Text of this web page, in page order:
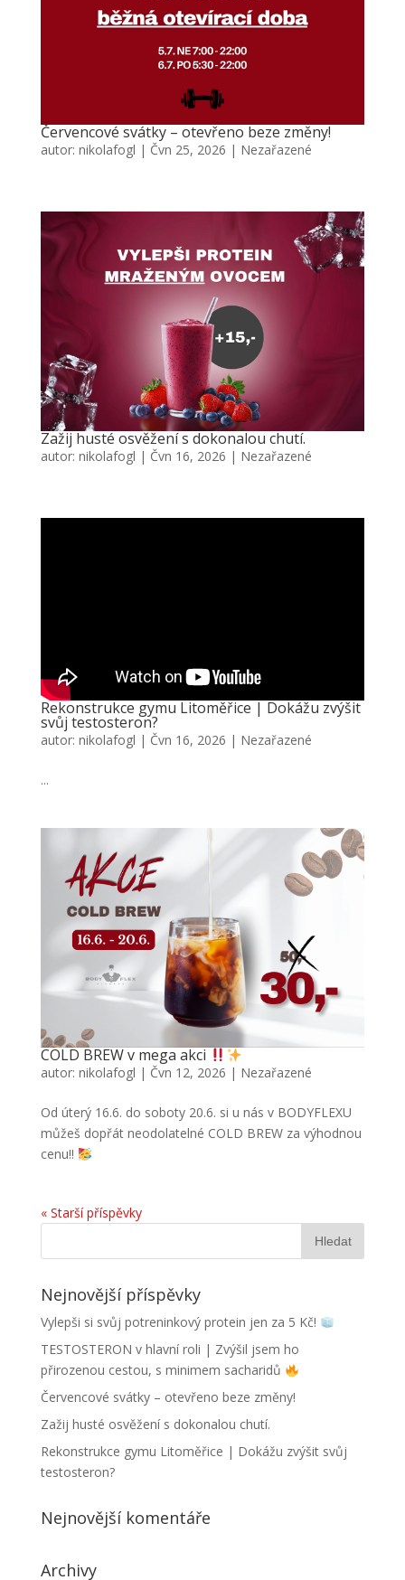
Červencové svátky – otevřeno beze změny!
autor: nikolafogl | Čvn 25, 2026 | Nezařazené
Zažij husté osvěžení s dokonalou chutí.
autor: nikolafogl | Čvn 16, 2026 | Nezařazené
Rekonstrukce gymu Litoměřice | Dokážu zvýšit
svůj testosteron?
autor: nikolafogl | Čvn 16, 2026 | Nezařazené
...
COLD BREW v mega akci
autor: nikolafogl | Čvn 12, 2026 | Nezařazené
Od úterý 16.6. do soboty 20.6. si u nás v BODYFLEXU
můžeš dopřát neodolatelné COLD BREW za výhodnou
cenu!!
« Starší příspěvky
Nejnovější příspěvky
Vylepši si svůj potreninkový protein jen za 5 Kč!
TESTOSTERON v hlavní roli | Zvýšil jsem ho
přirozenou cestou, s minimem sacharidů
Červencové svátky – otevřeno beze změny!
Zažij husté osvěžení s dokonalou chutí.
Rekonstrukce gymu Litoměřice | Dokážu zvýšit svůj
testosteron?
Nejnovější komentáře
Archivy